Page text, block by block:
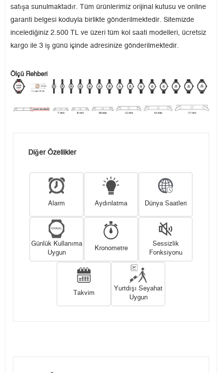
satışa sunulmaktadır. Tüm ürünlerimiz orijinal kutusu ve online
garanti belgesi koduyla birlikte gönderilmektedir. Sitemizde
incelediğiniz 2.500 TL ve üzeri tüm kol saati modelleri, ücretsiz
kargo ile 3 iş günü içinde adresinize gönderilmektedir.
Ölçü Rehberi
Diğer Özellikler
Alarm Aydınlatma Dünya Saatleri
Günlük Kullanıma
Uygun
Kronometre
Sessizlik
Fonksiyonu
Takvim
Yurtdışı Seyahat
Uygun